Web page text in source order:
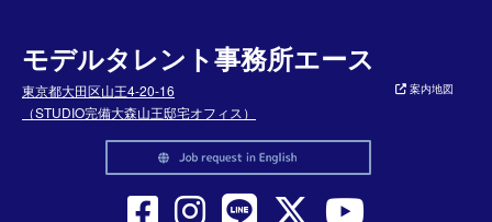
モデルタレント事務所エース
東京都大田区山王4-20-16
（STUDIO完備大森山王邸宅オフィス）
案内地図